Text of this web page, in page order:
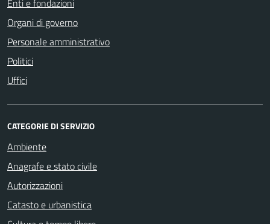
Organi di governo
Personale amministrativo
Politici
Uffici
CATEGORIE DI SERVIZIO
Ambiente
Anagrafe e stato civile
Autorizzazioni
Catasto e urbanistica